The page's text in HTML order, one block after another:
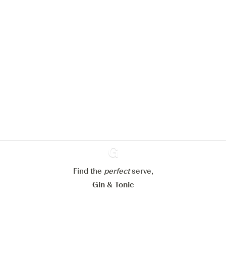
Ginventory
Find the perfectserve,
Gin & Tonic
Paramétrer mes cookies
Refuser tout Accepter tout